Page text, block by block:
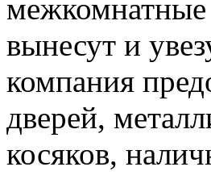
межкомнатные
вынесут и
компания
дверей,
косяков,